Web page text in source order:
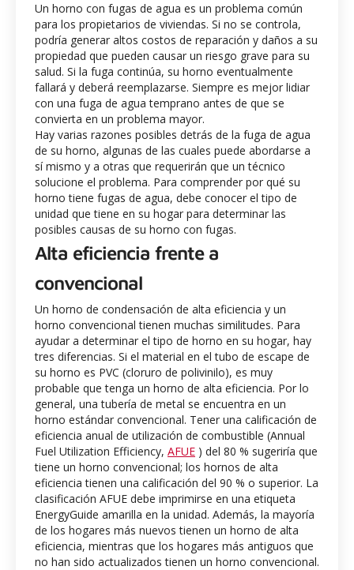
Un horno con fugas de agua es un problema común
para los propietarios de viviendas. Si no se controla,
podría generar altos costos de reparación y daños a su
propiedad que pueden causar un riesgo grave para su
salud. Si la fuga continúa, su horno eventualmente
fallará y deberá reemplazarse. Siempre es mejor lidiar
con una fuga de agua temprano antes de que se
convierta en un problema mayor.
Hay varias razones posibles detrás de la fuga de agua
de su horno, algunas de las cuales puede abordarse a
sí mismo y a otras que requerirán que un técnico
solucione el problema. Para comprender por qué su
horno tiene fugas de agua, debe conocer el tipo de
unidad que tiene en su hogar para determinar las
posibles causas de su horno con fugas.
Alta eficiencia frente a
convencional
Un horno de condensación de alta eficiencia y un
horno convencional tienen muchas similitudes. Para
ayudar a determinar el tipo de horno en su hogar, hay
tres diferencias. Si el material en el tubo de escape de
su horno es PVC (cloruro de polivinilo), es muy
probable que tenga un horno de alta eficiencia. Por lo
general, una tubería de metal se encuentra en un
horno estándar convencional. Tener una calificación de
eficiencia anual de utilización de combustible (Annual
Fuel Utilization Efficiency, AFUE ) del 80 % sugeriría que
tiene un horno convencional; los hornos de alta
eficiencia tienen una calificación del 90 % o superior. La
clasificación AFUE debe imprimirse en una etiqueta
EnergyGuide amarilla en la unidad. Además, la mayoría
de los hogares más nuevos tienen un horno de alta
eficiencia, mientras que los hogares más antiguos que
no han sido actualizados tienen un horno convencional.